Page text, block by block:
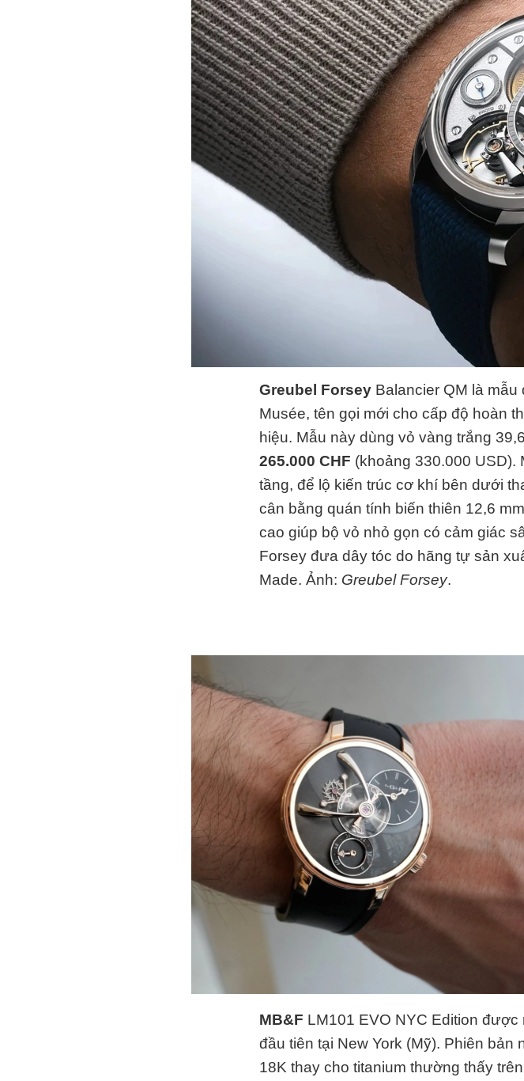
Greubel Forsey Balancier QM là
Musée, tên gọi mới cho cấp độ hoàn
hiệu. Mẫu này dùng vỏ vàng trắng
265.000 CHF (khoảng 330.000 USD).
tầng, để lộ kiến trúc cơ khí bên dưới
cân bằng quán tính biến thiên 12,6
cao giúp bộ vỏ nhỏ gọn có cảm giác
Forsey đưa dây tóc do hãng tự sản
Made. Ảnh: Greubel Forsey.
MB&F LM101 EVO NYC Edition
đầu tiên tại New York (Mỹ). Phiên
18K thay cho titanium thường thấy